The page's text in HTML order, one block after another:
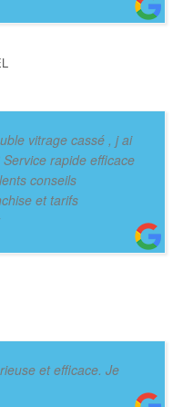
vitrage cassé , j ai
rapide efficace
conseils
et tarifs
et efficace. Je